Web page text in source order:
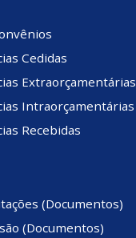
Cedidas
Extraorçamentárias
Intraorçamentárias
Recebidas
(Documentos)
(Documentos)